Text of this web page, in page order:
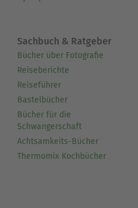
Sachbuch & Ratgeber
Bücher über Fotografie
Reiseberichte
Reiseführer
Bastelbücher
Bücher für die
Schwangerschaft
Achtsamkeits-Bücher
Thermomix Kochbücher